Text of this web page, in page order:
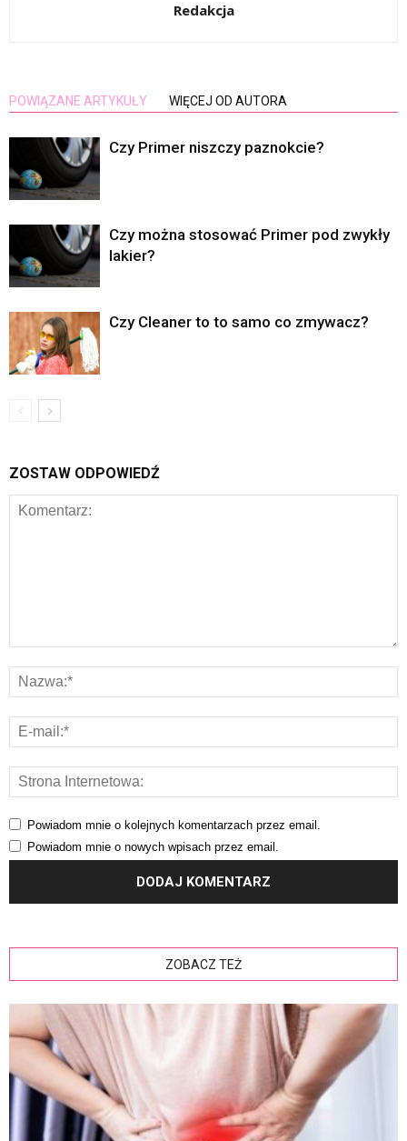
Redakcja
POWIĄZANE ARTYKUŁY WIĘCEJ OD AUTORA
Czy Primer niszczy paznokcie?
Czy można stosować Primer pod zwykły
lakier?
Czy Cleaner to to samo co zmywacz?
ZOSTAW ODPOWIEDŹ
Powiadom mnie o kolejnych komentarzach przez email.
Powiadom mnie o nowych wpisach przez email.
ZOBACZ TEŻ